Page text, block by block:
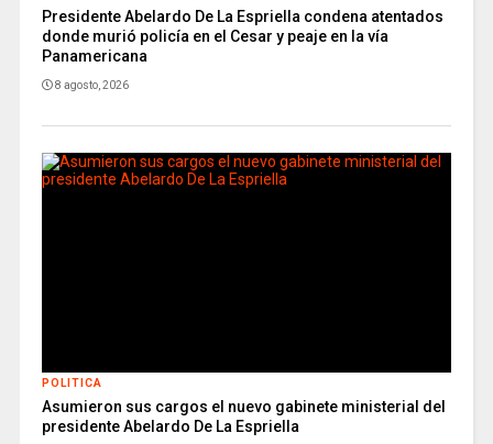
Presidente Abelardo De La Espriella condena atentados
donde murió policía en el Cesar y peaje en la vía
Panamericana
8 agosto, 2026
POLITICA
Asumieron sus cargos el nuevo gabinete ministerial del
presidente Abelardo De La Espriella